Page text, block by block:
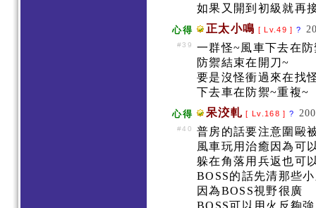
如果又開到初級就再
心得 正太小鳴 [ Lv.49 ]?
#39
一群怪~風車下去在
防禦結束在開刀~
要是沒怪衝過來在找
下去車在防禦~重複~
心得 呆洨軋 [ Lv.168 ] ?
#40
普房的話要注意圍毆
風車玩用治癒因為可
躲在角落用兵返也可
BOSS的話先清那些
因為BOSS視野很廣
BOSS可以用火反夠